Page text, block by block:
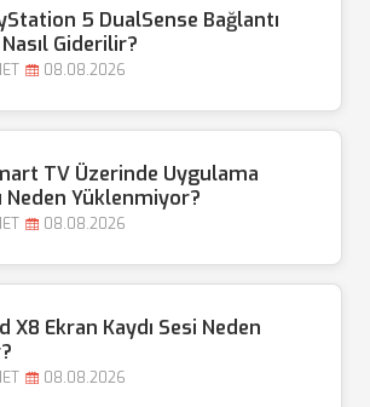
5 DualSense Bağlantı
Giderilir?
08.08.2026
TV Üzerinde Uygulama
Neden Yüklenmiyor?
08.08.2026
X8 Ekran Kaydı Sesi Neden
08.08.2026